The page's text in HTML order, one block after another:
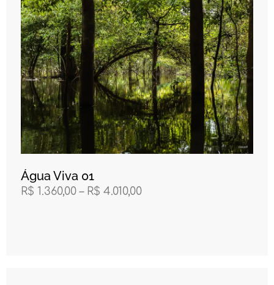
Água Viva 01
R$ 1.360,00 – R$ 4.010,00